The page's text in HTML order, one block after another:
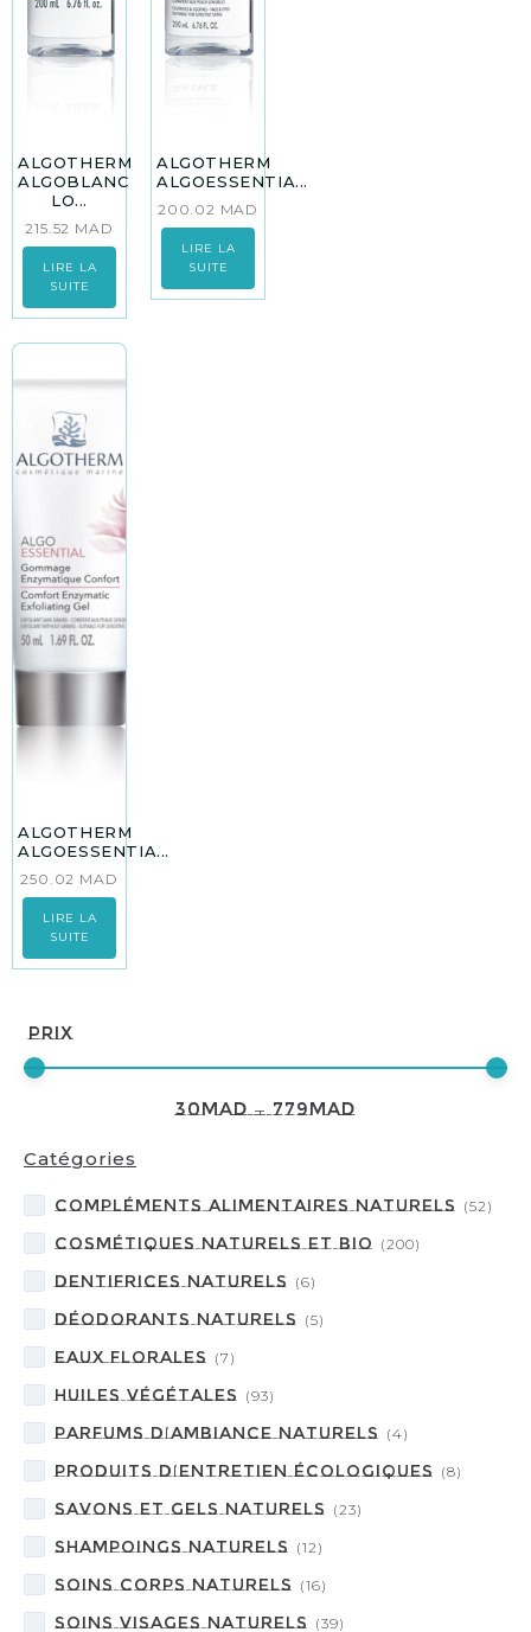
Prix
30MAD—779MAD
Catégories
Compléments Alimentaires Naturels (52 )
Cosmétiques naturels et BIO (200)
Dentifrices naturels (6)
Déodorants naturels (5)
Eaux florales (7)
Huiles Végétales (93)
Parfums d’ambiance naturels (4)
Produits d’entretien écologiques (8)
Savons et gels naturels (23)
Shampoings naturels (12 )
Soins corps naturels (16)
Soins visages naturels (39)
ALGOTHERM
ALGOBLANC
LO...
215.52 MAD
LIRE LA
SUITE
ALGOTHERM
ALGOESSENTIA...
200.02 MAD
LIRE LA
SUITE
ALGOTHERM
ALGOESSENTIA...
250.02 MAD
LIRE LA
SUITE